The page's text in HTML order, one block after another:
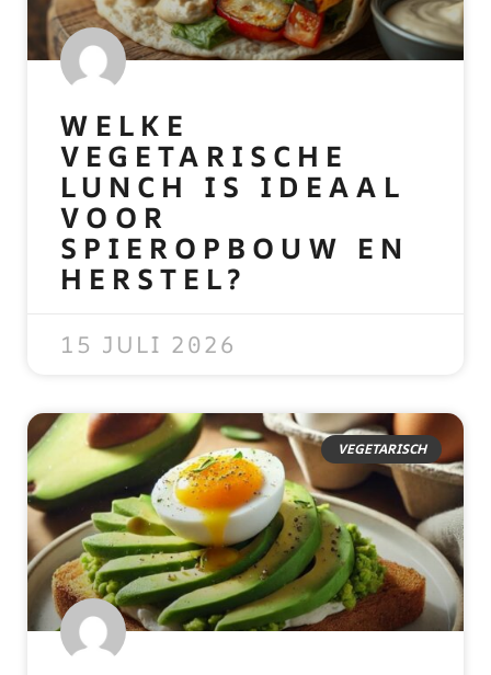
WELKE
VEGETARISCHE
LUNCH IS IDEAAL
VOOR
SPIEROPBOUW EN
HERSTEL?
15 JULI 2026
VEGETARISCH